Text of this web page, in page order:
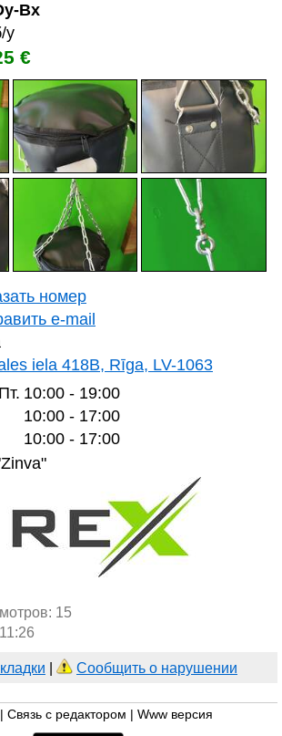
Bx
у
€
номер
e-mail
iela 418B, Rīga, LV-1063
10:00 - 19:00
10:00 - 17:00
10:00 - 17:00
15
Сообщить о нарушении
Связь с редактором Www версия